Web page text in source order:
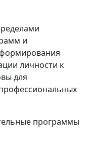
и
личности к
для
программы